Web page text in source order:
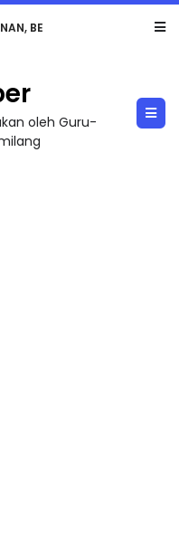
DUNIA
oleh Guru-